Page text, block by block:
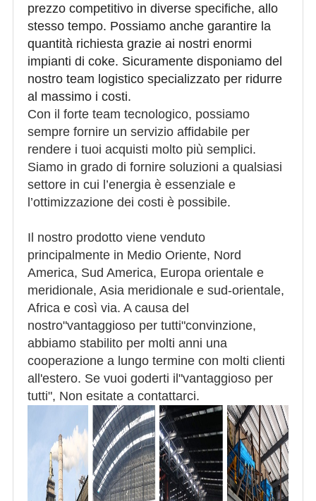
prezzo competitivo in diverse specifiche, allo
stesso tempo. Possiamo anche garantire la
quantità richiesta grazie ai nostri enormi
impianti di coke. Sicuramente disponiamo del
nostro team logistico specializzato per ridurre
al massimo i costi.
Con il forte team tecnologico, possiamo
sempre fornire un servizio affidabile per
rendere i tuoi acquisti molto più semplici.
Siamo in grado di fornire soluzioni a qualsiasi
settore in cui l’energia è essenziale e
l’ottimizzazione dei costi è possibile.
Il nostro prodotto viene venduto
principalmente in Medio Oriente, Nord
America, Sud America, Europa orientale e
meridionale, Asia meridionale e sud-orientale,
Africa e così via. A causa del
nostro"vantaggioso per tutti"convinzione,
abbiamo stabilito per molti anni una
cooperazione a lungo termine con molti clienti
all'estero. Se vuoi goderti il"vantaggioso per
tutti", Non esitate a contattarci.